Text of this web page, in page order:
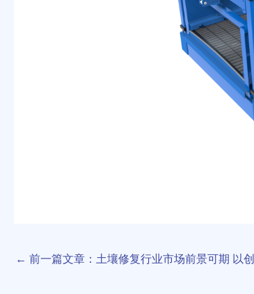
← 前一篇文章：土壤修复行业市场前景可期 以